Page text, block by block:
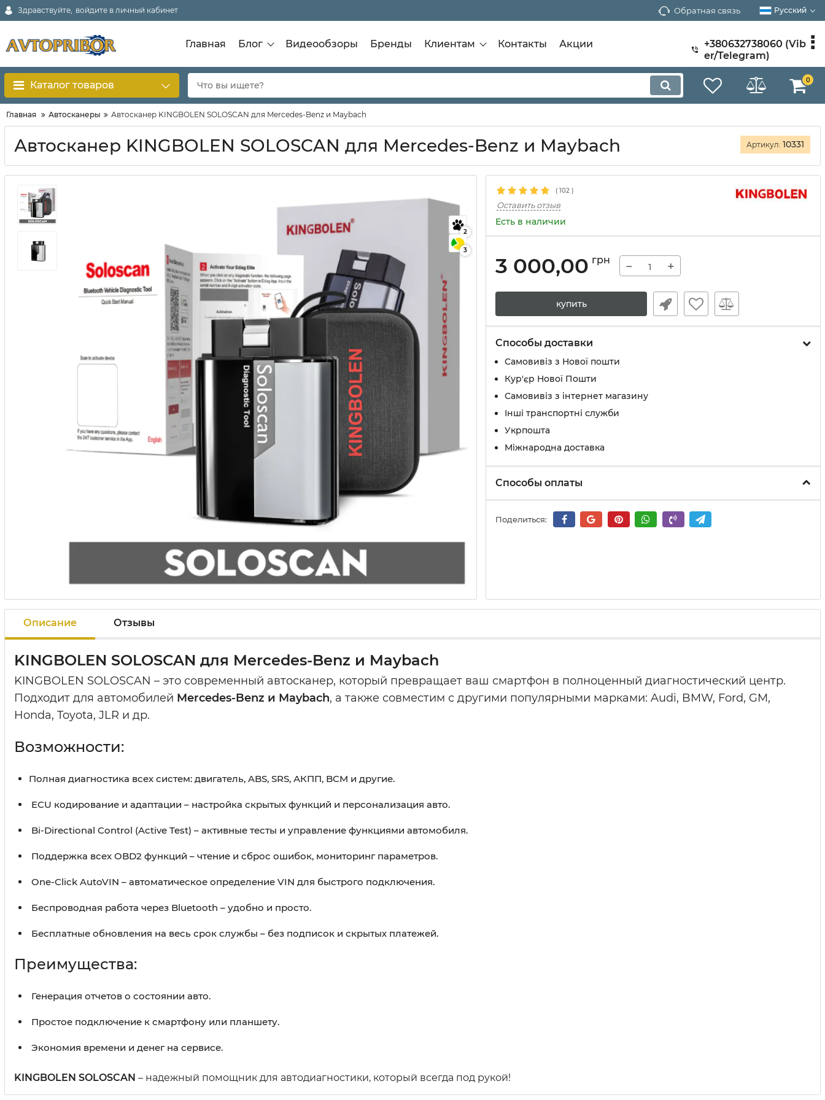
Здравствуйте, войдите в личный кабинет Обратная связь Русский
Главная Блог Видеообзоры Бренды Клиентам Контакты Акции
+380632738060 (Vib
er/Telegram)
Каталог товаров 0
Главная Автосканеры Автосканер KINGBOLEN SOLOSCAN для Mercedes-Benz и Maybach
Автосканер KINGBOLEN SOLOSCAN для Mercedes-Benz и Maybach Артикул: 10331
2
3
( 102 )
Оставить отзыв
Есть в наличии
3 000,00 грн − +
купить
Способы доставки
Самовивіз з Нової пошти
Кур'єр Нової Пошти
Самовивіз з інтернет магазину
Інші транспортні служби
Укрпошта
Міжнародна доставка
Способы оплаты
Поделиться:
Описание Отзывы
KINGBOLEN SOLOSCAN для Mercedes-Benz и Maybach
KINGBOLEN SOLOSCAN – это современный автосканер, который превращает ваш смартфон в полноценный диагностический центр.
Подходит для автомобилей Mercedes-Benz и Maybach, а также совместим с другими популярными марками: Audi, BMW, Ford, GM,
Honda, Toyota, JLR и др.
Возможности:
Полная диагностика всех систем: двигатель, ABS, SRS, АКПП, BCM и другие.
ECU кодирование и адаптации – настройка скрытых функций и персонализация авто.
Bi-Directional Control (Active Test) – активные тесты и управление функциями автомобиля.
Поддержка всех OBD2 функций – чтение и сброс ошибок, мониторинг параметров.
One-Click AutoVIN – автоматическое определение VIN для быстрого подключения.
Беспроводная работа через Bluetooth – удобно и просто.
Бесплатные обновления на весь срок службы – без подписок и скрытых платежей.
Преимущества:
Генерация отчетов о состоянии авто.
Простое подключение к смартфону или планшету.
Экономия времени и денег на сервисе.
KINGBOLEN SOLOSCAN – надежный помощник для автодиагностики, который всегда под рукой!